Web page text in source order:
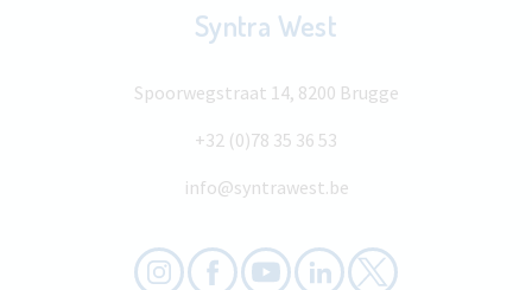
Syntra West
Spoorwegstraat 14, 8200 Brugge
+32 (0)78 35 36 53
info@syntrawest.be